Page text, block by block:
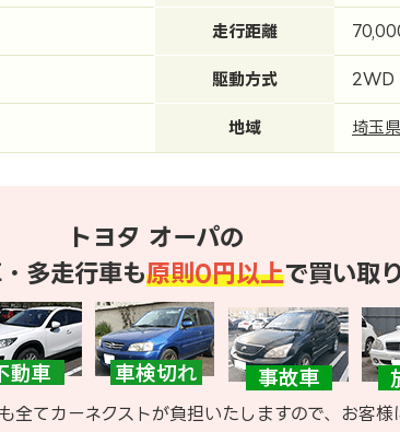
走行距離
駆動方式 2WD
地域 埼玉県
トヨタ オーパの
多走行車も原則0円以上で買い取
全てカーネクストが負担いたしますので、お客